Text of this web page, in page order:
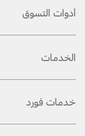
أدوات التسوق
الخدمات
خدمات فورد